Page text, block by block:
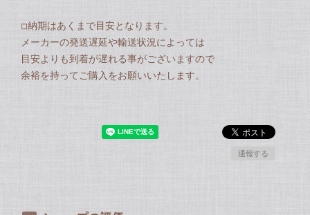
◽︎納期はあくまで目安となります。
メーカーの発送遅延や輸送状況によっては
目安よりも到着が遅れる事がございますので
余裕を持ってご購入をお願いいたします。
通報する